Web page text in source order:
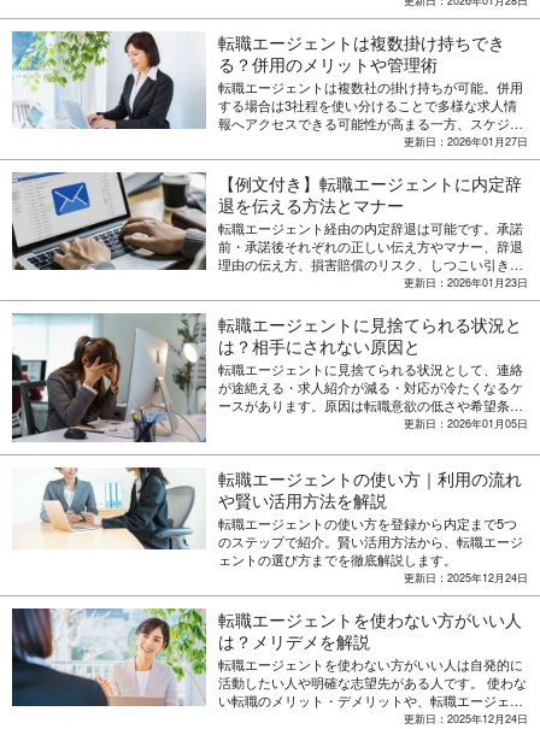
ト、おすすめの人までを徹底解説します。
転職エージェントは複数掛け持ちでき
る？併用のメリットや管理術
転職エージェントは複数社の掛け持ちが可能。併用
する場合は3社程を使い分けることで多様な求人情
報へアクセスできる可能性が高まる一方、スケジュ
ール管理の煩雑さなどのデメリットも。効果的な活
用術を徹底解説。
更新日：2026年01月27日
【例文付き】転職エージェントに内定辞
退を伝える方法とマナー
転職エージェント経由の内定辞退は可能です。承諾
前・承諾後それぞれの正しい伝え方やマナー、辞退
理由の伝え方、損害賠償のリスク、しつこい引き止
めへの対処法まで分かりやすく解説します。
更新日：2026年01月23日
転職エージェントに見捨てられる状況と
は？相手にされない原因と
転職エージェントに見捨てられる状況として、連絡
が途絶える・求人紹介が減る・対応が冷たくなるケ
ースがあります。原因は転職意欲の低さや希望条件
の厳しさなど。見捨てられない対策や対処法、信頼
ます。
更新日：2026年01月05日
転職エージェントの使い方｜利用の流れ
や賢い活用方法を解説
転職エージェントの使い方を登録から内定まで5つ
のステップで紹介。賢い活用方法から、転職エージ
ェントの選び方までを徹底解説します。
更新日：2025年12月24日
転職エージェントを使わない方がいい人
は？メリデメを解説
転職エージェントを使わない方がいい人は自発的に
活動したい人や明確な志望先がある人です。 使わな
い転職のメリット・デメリットや、転職エージェン
ト以外の転職方法についても紹介します。
更新日：2025年12月24日